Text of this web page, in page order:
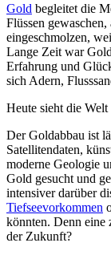
Gold begleitet die
Flüssen
eingeschmolzen,
Lange Zeit war
Erfahrung und
sich Adern,
Heute sieht die Welt
Der Goldabbau ist
Satellitendaten,
moderne Geologie
Gold gesucht und
intensiver darüber
Tiefseevorkommen
könnten. Denn eine
der Zukunft?